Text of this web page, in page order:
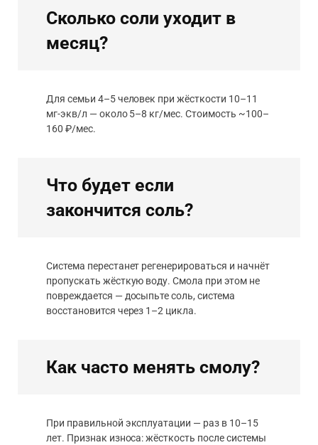
Сколько соли уходит в
месяц?
Для семьи 4–5 человек при жёсткости 10–11
мг-экв/л — около 5–8 кг/мес. Стоимость ~100–
160 ₽/мес.
Что будет если
закончится соль?
Система перестанет регенерироваться и начнёт
пропускать жёсткую воду. Смола при этом не
повреждается — досыпьте соль, система
восстановится через 1–2 цикла.
Как часто менять смолу?
При правильной эксплуатации — раз в 10–15
лет. Признак износа: жёсткость после системы